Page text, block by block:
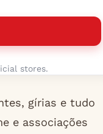
stores.
gírias e tudo
e associações